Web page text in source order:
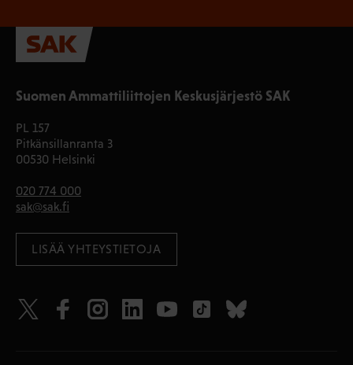
Suomen Ammattiliittojen Keskusjärjestö SAK
PL 157
Pitkänsillanranta 3
00530 Helsinki
020 774 000
sak@sak.fi
LISÄÄ YHTEYSTIETOJA